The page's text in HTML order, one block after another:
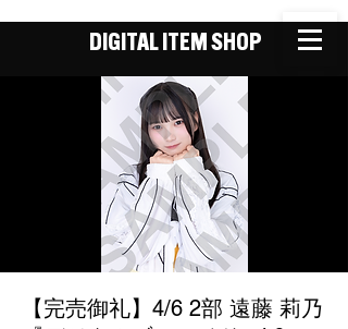
DIGITAL ITEM SHOP
【完売御礼】4/6 2部 遠藤 莉乃